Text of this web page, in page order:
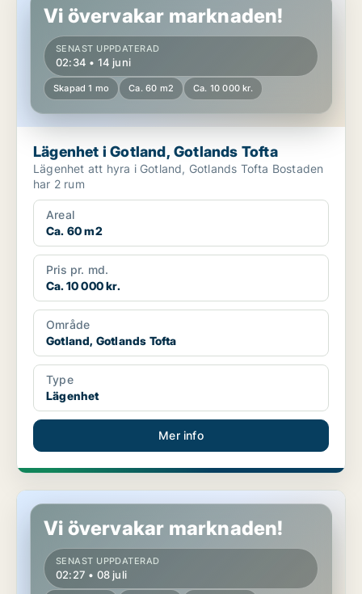
Vi övervakar marknaden!
SENAST UPPDATERAD
02:34 • 14 juni
Skapad 1 mo Ca. 60 m2 Ca. 10 000 kr.
Lägenhet i Gotland, Gotlands Tofta
Lägenhet att hyra i Gotland, Gotlands Tofta Bostaden
har 2 rum
Areal
Ca. 60 m2
Pris pr. md.
Ca. 10 000 kr.
Område
Gotland, Gotlands Tofta
Type
Lägenhet
Mer info
Lägenhet i Gotland, Slite
Vi övervakar marknaden!
SENAST UPPDATERAD
02:27 • 08 juli